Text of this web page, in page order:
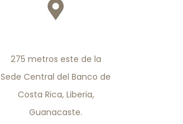
275 metros este de la
Sede Central del Banco de
Costa Rica, Liberia,
Guanacaste.